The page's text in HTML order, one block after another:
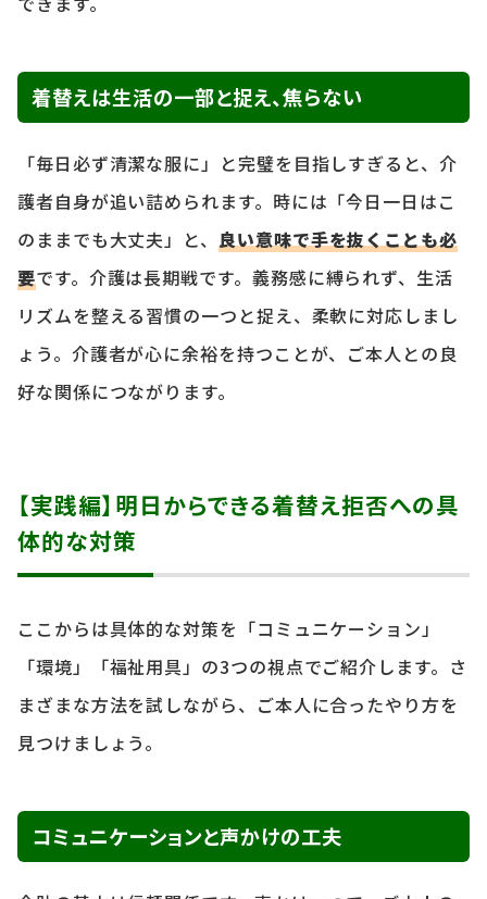
着替えは生活の一部と捉え、焦らない
「毎日必ず清潔な服に」と完璧を目指しすぎると、介
護者自身が追い詰められます。時には「今日一日はこ
のままでも大丈夫」と、 良い意味で手を抜くことも必
要です。介護は長期戦です。義務感に縛られず、生活
リズムを整える習慣の一つと捉え、柔軟に対応しまし
ょう。介護者が心に余裕を持つことが、ご本人との良
好な関係につながります。
【実践編】明日からできる着替え拒否への具
体的な対策
ここからは具体的な対策を「コミュニケーション」
「環境」「福祉用具」の3つの視点でご紹介します。さ
まざまな方法を試しながら、ご本人に合ったやり方を
見つけましょう。
コミュニケーションと声かけの工夫